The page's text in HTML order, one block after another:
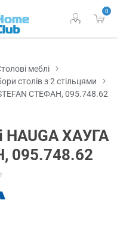
0
меблі
столів з 2 стільцями
СТЕФАН, 095.748.62
HAUGA ХАУГА
095.748.62